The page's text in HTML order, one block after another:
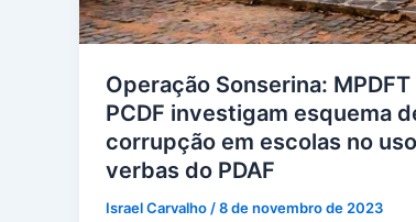
Operação Sonserina: MPDFT
PCDF investigam esquema
corrupção em escolas no
verbas do PDAF
Israel Carvalho /8 de novembro de 2023